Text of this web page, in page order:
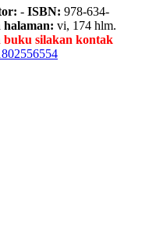
- ISBN: 978-634-
halaman: vi, 174 hlm.
buku silakan kontak